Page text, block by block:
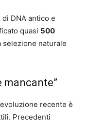
DNA antico e
quasi 500
selezione naturale
mancante”
recente è
Precedenti